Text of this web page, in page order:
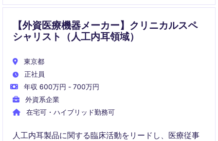
【外資医療機器メーカー】クリニカルスペ
シャリスト（人工内耳領域）
東京都
正社員
年収 600万円 - 700万円
外資系企業
在宅可・ハイブリッド勤務可
人工内耳製品に関する臨床活動をリードし、医療従事